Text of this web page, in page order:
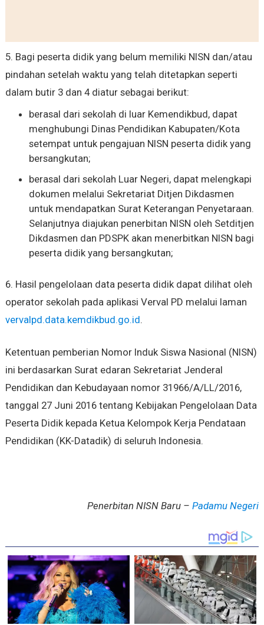
5. Bagi peserta didik yang belum memiliki NISN dan/atau
pindahan setelah waktu yang telah ditetapkan seperti
dalam butir 3 dan 4 diatur sebagai berikut:
berasal dari sekolah di luar Kemendikbud, dapat
menghubungi Dinas Pendidikan Kabupaten/Kota
setempat untuk pengajuan NISN peserta didik yang
bersangkutan;
berasal dari sekolah Luar Negeri, dapat melengkapi
dokumen melalui Sekretariat Ditjen Dikdasmen
untuk mendapatkan Surat Keterangan Penyetaraan.
Selanjutnya diajukan penerbitan NISN oleh Setditjen
Dikdasmen dan PDSPK akan menerbitkan NISN bagi
peserta didik yang bersangkutan;
6. Hasil pengelolaan data peserta didik dapat dilihat oleh
operator sekolah pada aplikasi Verval PD melalui laman
vervalpd.data.kemdikbud.go.id.
Ketentuan pemberian Nomor Induk Siswa Nasional (NISN)
ini berdasarkan Surat edaran Sekretariat Jenderal
Pendidikan dan Kebudayaan nomor 31966/A/LL/2016,
tanggal 27 Juni 2016 tentang Kebijakan Pengelolaan Data
Peserta Didik kepada Ketua Kelompok Kerja Pendataan
Pendidikan (KK-Datadik) di seluruh Indonesia.
Penerbitan NISN Baru –Padamu Negeri